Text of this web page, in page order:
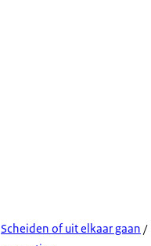
Scheiden of uit elkaar gaan /